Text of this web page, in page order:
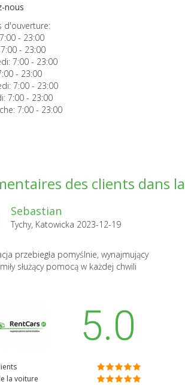
nous
d'ouverture:
7:00 - 23:00
7:00 - 23:00
7:00 - 23:00
- 23:00
7:00 - 23:00
7:00 - 23:00
7:00 - 23:00
des clients dans
Sebastian
Tychy, Katowicka 2023-12-19
przebiegła pomyślnie, wynajmujący
służący pomocą w każdej chwili
5.0
la voiture